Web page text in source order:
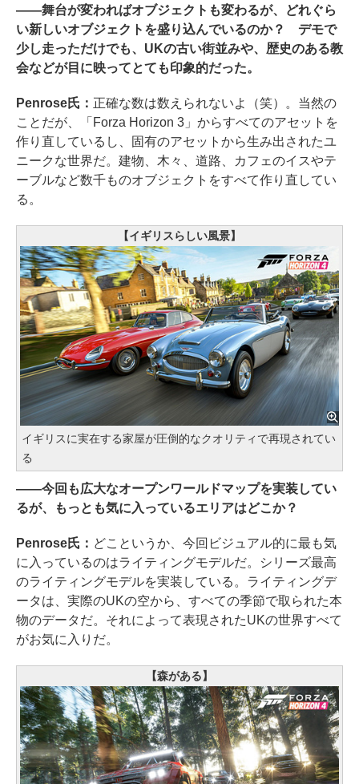
――舞台が変わればオブジェクトも変わるが、どれぐら
い新しいオブジェクトを盛り込んでいるのか？ デモで
少し走っただけでも、UKの古い街並みや、歴史のある教
会などが目に映ってとても印象的だった。
Penrose氏： 正確な数は数えられないよ（笑）。当然の
ことだが、「Forza Horizon 3」からすべてのアセットを
作り直しているし、固有のアセットから生み出されたユ
ニークな世界だ。建物、木々、道路、カフェのイスやテ
ーブルなど数千ものオブジェクトをすべて作り直してい
る。
【イギリスらしい風景】
イギリスに実在する家屋が圧倒的なクオリティで再現されてい
る
――今回も広大なオープンワールドマップを実装してい
るが、もっとも気に入っているエリアはどこか？
Penrose氏： どこというか、今回ビジュアル的に最も気
に入っているのはライティングモデルだ。シリーズ最高
のライティングモデルを実装している。ライティングデ
ータは、実際のUKの空から、すべての季節で取られた本
物のデータだ。それによって表現されたUKの世界すべて
がお気に入りだ。
【森がある】